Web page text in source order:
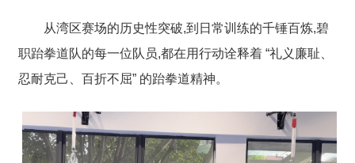
从湾区赛场的历史性突破,到日常训练的千锤百炼,碧
职跆拳道队的每一位队员,都在用行动诠释着 “礼义廉耻、
忍耐克己、百折不屈” 的跆拳道精神。